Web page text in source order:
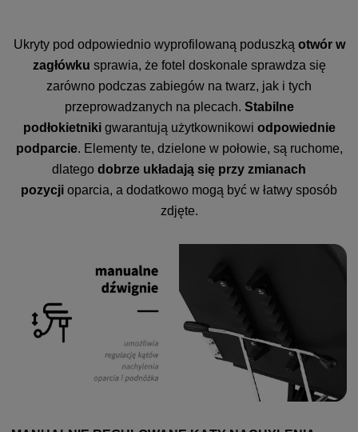
Ukryty pod odpowiednio wyprofilowaną poduszką otwór w
zagłówku sprawia, że fotel doskonale sprawdza się
zarówno podczas zabiegów na twarz, jak i tych
przeprowadzanych na plecach. Stabilne
podłokietnikigwarantują użytkownikowi odpowiednie
podparcie. Elementy te, dzielone w połowie, są ruchome,
dlatego dobrze układają się przy zmianach
pozycji oparcia, a dodatkowo mogą być w łatwy sposób
zdjęte.